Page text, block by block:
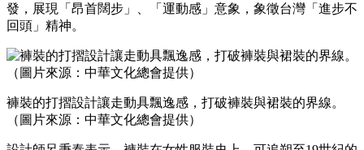
發，展現「昂首闊步」、「運動感」意象，象徵台灣「進步不
回頭」精神。
褲裝的打摺設計讓走動具飄逸感，打破褲裝與裙裝的界線。
（圖片來源：中華文化總會提供）